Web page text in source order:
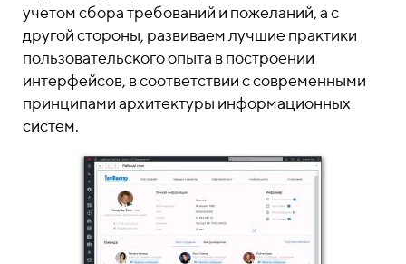
учетом сбора требований и пожеланий, а с
другой стороны, развиваем лучшие практики
пользовательского опыта в построении
интерфейсов, в соответствии с современными
принципами архитектуры информационных
систем.